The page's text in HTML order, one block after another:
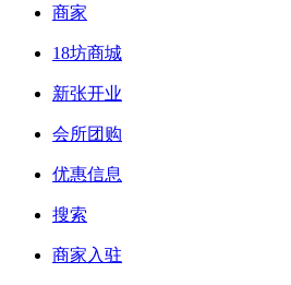
商家
18坊商城
新张开业
会所团购
优惠信息
搜索
商家入驻